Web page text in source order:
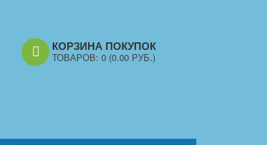
КОРЗИНА ПОКУПОК
ТОВАРОВ: 0 (0.00 РУБ.)